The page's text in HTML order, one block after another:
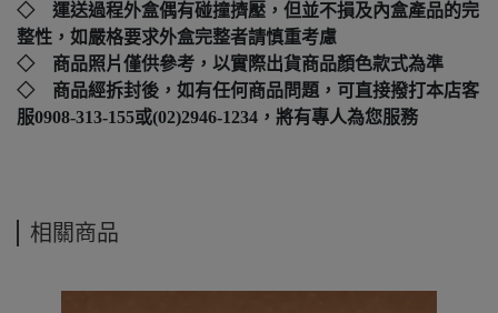
◇ 運送過程外盒偶有碰撞擠壓，但並不損及內盒產品的完
整性，如嚴格要求外盒完整者請慎重考慮
◇ 商品照片僅供參考，以實際出貨商品顏色款式為準
◇ 商品經拆封後，如有任何商品問題，可直接撥打本店客
服0908-313-155或(02)2946-1234，將有專人為您服務
相關商品